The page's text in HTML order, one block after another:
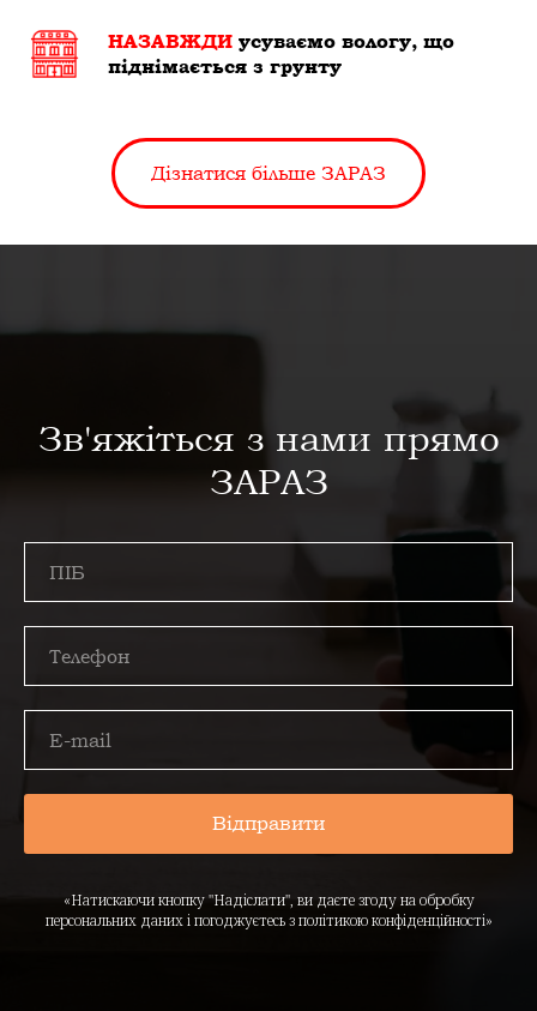
НАЗАВЖДИ усуваємо вологу, що
піднімається з грунту
Дізнатися більше ЗАРАЗ
Зв'яжіться з нами прямо
ЗАРАЗ
Відправити
«Натискаючи кнопку "Надіслати", ви даєте згоду на обробку
персональних даних і погоджуєтесь з політикою конфіденційності»